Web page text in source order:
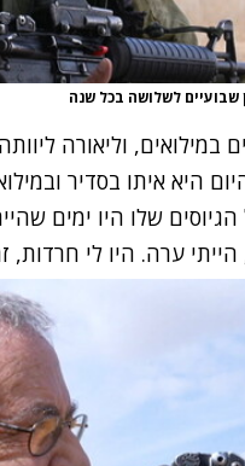
שבועיים לשלושה בכל שנה
ליברמן משרת 54 שנים במילואים,
ועד היום היא איתו בסדיר
שלו היו ימים
הייתי ערה. היו לי